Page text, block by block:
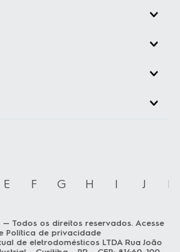
E F G H I J K
Todos os direitos reservados. Acesse
Política de privacidade
de eletrodomésticos LTDA Rua João